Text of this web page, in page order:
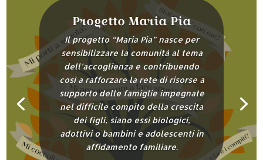
Progetto Maria Pia
Il progetto “Maria Pia” nasce per
sensibilizzare la comunità al tema
dell’accoglienza e contribuendo
così a rafforzare la rete di risorse a
supporto delle famiglie impegnate
nel difficile compito della crescita
dei figli, siano essi biologici,
adottivi o bambini e adolescenti in
affidamento familiare.